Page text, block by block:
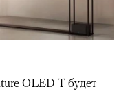
OLED T будет